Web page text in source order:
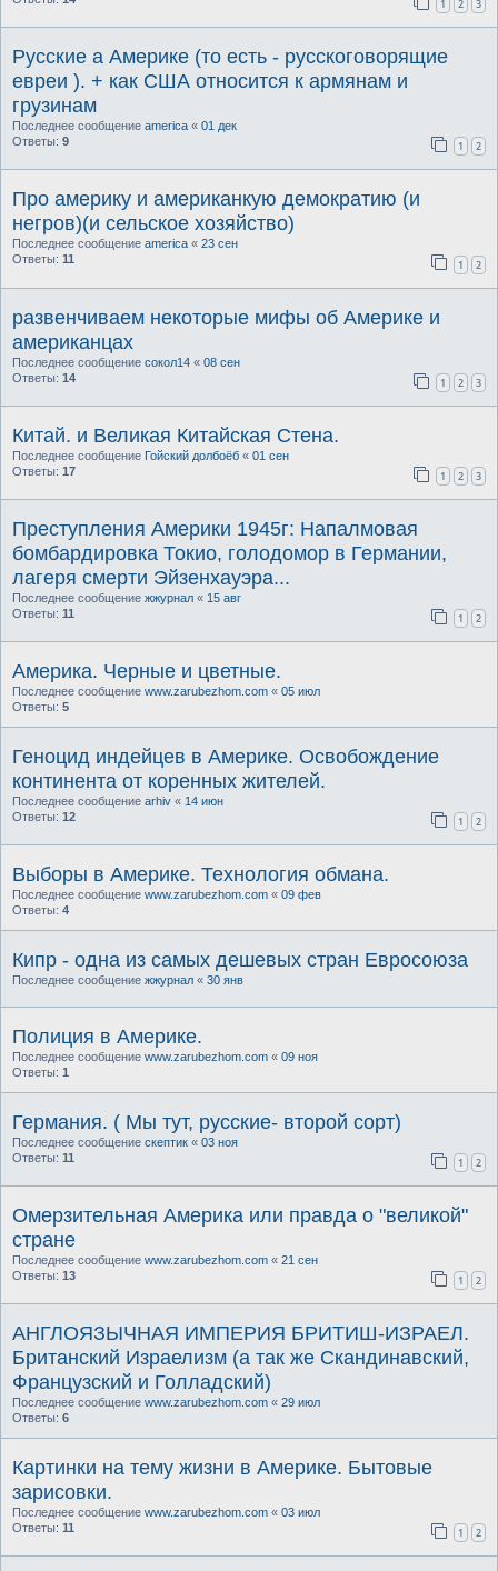
1 2 3
Русские а Америке (то есть - русскоговорящие
евреи ). + как США относится к армянам и
грузинам
Последнее сообщение america « 01 дек
Ответы: 9 1 2
Про америку и американкую демократию (и
негров)(и сельское хозяйство)
Последнее сообщение america « 23 сен
Ответы: 11 1 2
развенчиваем некоторые мифы об Америке и
американцах
Последнее сообщение сокол14 « 08 сен
Ответы: 14 1 2 3
Китай. и Великая Китайская Стена.
Последнее сообщение Гойский долбоёб « 01 сен
Ответы: 17 1 2 3
Преступления Америки 1945г: Напалмовая
бомбардировка Токио, голодомор в Германии,
лагеря смерти Эйзенхауэра...
Последнее сообщение жжурнал « 15 авг
Ответы: 11 1 2
Америка. Черные и цветные.
Последнее сообщение www.zarubezhom.com « 05 июл
Ответы: 5
Геноцид индейцев в Америке. Освобождение
континента от коренных жителей.
Последнее сообщение arhiv « 14 июн
Ответы: 12 1 2
Выборы в Америке. Технология обмана.
Последнее сообщение www.zarubezhom.com « 09 фев
Ответы: 4
Кипр - одна из самых дешевых стран Евросоюза
Последнее сообщение жжурнал « 30 янв
Полиция в Америке.
Последнее сообщение www.zarubezhom.com « 09 ноя
Ответы: 1
Германия. ( Мы тут, русские- второй сорт)
Последнее сообщение скептик « 03 ноя
Ответы: 11 1 2
Омерзительная Америка или правда о "великой"
стране
Последнее сообщение www.zarubezhom.com « 21 сен
Ответы: 13 1 2
АНГЛОЯЗЫЧНАЯ ИМПЕРИЯ БРИТИШ-ИЗРАЕЛ.
Британский Израелизм (а так же Скандинавский,
Французский и Голладский)
Последнее сообщение www.zarubezhom.com « 29 июл
Ответы: 6
Картинки на тему жизни в Америке. Бытовые
зарисовки.
Последнее сообщение www.zarubezhom.com « 03 июл
Ответы: 11 1 2